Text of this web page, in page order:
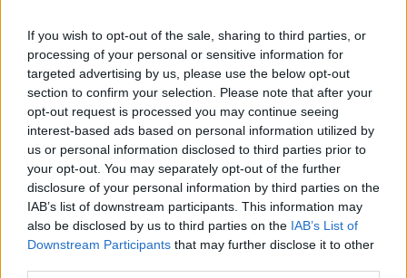
If you wish to opt-out of the sale, sharing to third parties, or
processing of your personal or sensitive information for
targeted advertising by us, please use the below opt-out
section to confirm your selection. Please note that after your
opt-out request is processed you may continue seeing
interest-based ads based on personal information utilized by
us or personal information disclosed to third parties prior to
your opt-out. You may separately opt-out of the further
disclosure of your personal information by third parties on the
IAB’s list of downstream participants. This information may
also be disclosed by us to third parties on the IAB’s List of
Downstream Participants that may further disclose it to other